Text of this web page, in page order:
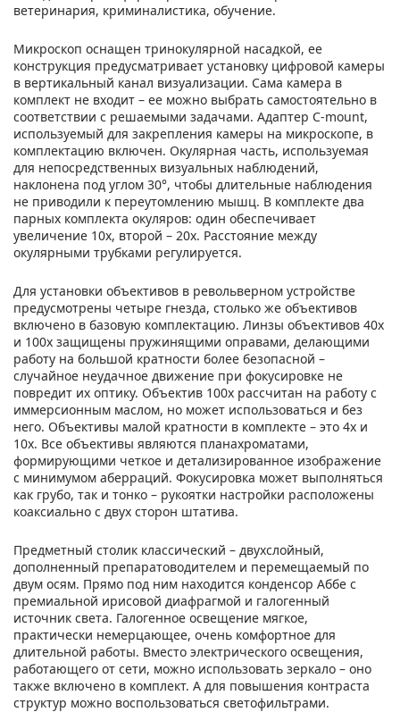
ветеринария, криминалистика, обучение.
Микроскоп оснащен тринокулярной насадкой, ее
конструкция предусматривает установку цифровой камеры
в вертикальный канал визуализации. Сама камера в
комплект не входит – ее можно выбрать самостоятельно в
соответствии с решаемыми задачами. Адаптер C-mount,
используемый для закрепления камеры на микроскопе, в
комплектацию включен. Окулярная часть, используемая
для непосредственных визуальных наблюдений,
наклонена под углом 30°, чтобы длительные наблюдения
не приводили к переутомлению мышц. В комплекте два
парных комплекта окуляров: один обеспечивает
увеличение 10х, второй – 20х. Расстояние между
окулярными трубками регулируется.
Для установки объективов в револьверном устройстве
предусмотрены четыре гнезда, столько же объективов
включено в базовую комплектацию. Линзы объективов 40х
и 100х защищены пружинящими оправами, делающими
работу на большой кратности более безопасной –
случайное неудачное движение при фокусировке не
повредит их оптику. Объектив 100х рассчитан на работу с
иммерсионным маслом, но может использоваться и без
него. Объективы малой кратности в комплекте – это 4х и
10х. Все объективы являются планахроматами,
формирующими четкое и детализированное изображение
с минимумом аберраций. Фокусировка может выполняться
как грубо, так и тонко – рукоятки настройки расположены
коаксиально с двух сторон штатива.
Предметный столик классический – двухслойный,
дополненный препаратоводителем и перемещаемый по
двум осям. Прямо под ним находится конденсор Аббе с
премиальной ирисовой диафрагмой и галогенный
источник света. Галогенное освещение мягкое,
практически немерцающее, очень комфортное для
длительной работы. Вместо электрического освещения,
работающего от сети, можно использовать зеркало – оно
также включено в комплект. А для повышения контраста
структур можно воспользоваться светофильтрами.